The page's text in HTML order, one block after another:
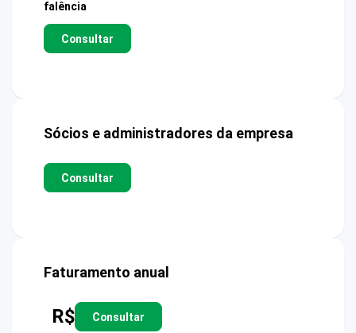
falência
Consultar
Sócios e administradores da empresa
Consultar
Faturamento anual
R$ Consultar